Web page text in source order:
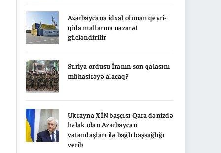
Azərbaycana idxal olunan qeyri-
qida mallarına nəzarət
gücləndirilir
Suriya ordusu İranın son qalasını
mühasirəyə alacaq?
Ukrayna XİN başçısı Qara dənizdə
həlak olan Azərbaycan
vətəndaşları ilə bağlı başsağlığı
verib